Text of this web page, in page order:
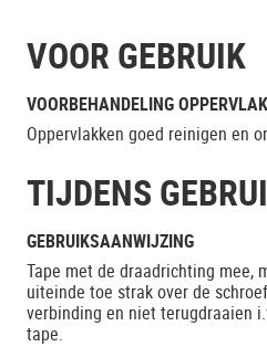
VOOR GEBRUIK
VOORBEHANDELING
Oppervlakken goed reinigen en
TIJDENS
GEBRUIKSAANWIJZING
Tape met de draadrichting mee,
uiteinde toe strak over de
verbinding en niet terugdraaien
tape.